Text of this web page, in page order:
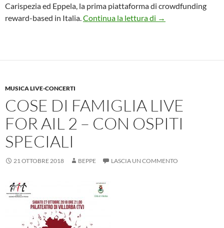
Carispezia ed Eppela, la prima piattaforma di crowdfunding
reward-based in Italia. Continua la lettura di Fondazione
→
MUSICA LIVE-CONCERTI
COSE DI FAMIGLIA LIVE
FOR AIL 2 – CON OSPITI
SPECIALI
21 OTTOBRE 2018 BEPPE LASCIA UN COMMENTO